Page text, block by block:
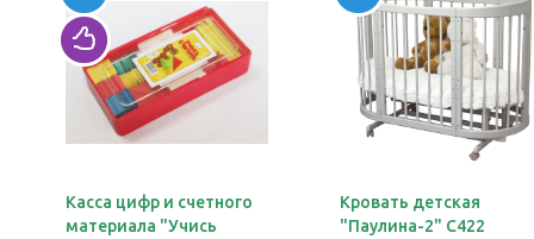
Касса цифр и счетного
материала "Учись
Кровать детская
"Паулина-2" С422